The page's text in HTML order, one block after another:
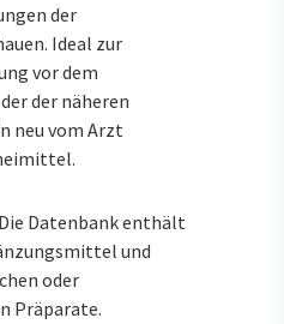
der
Ideal zur
vor dem
der näheren
neu vom Arzt
Datenbank enthält
und
oder
Präparate.